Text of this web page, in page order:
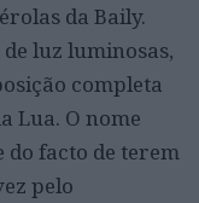
da Baily.
luz luminosas,
completa
Lua. O nome
do facto de terem
pelo